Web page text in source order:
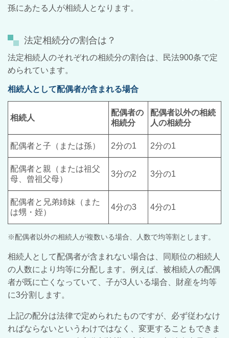
孫にあたる人が相続人となります。
法定相続分の割合は？
法定相続人のそれぞれの相続分の割合は、民法900条で定
められています。
相続人として配偶者が含まれる場合
相続人
配偶者の
相続分
配偶者以外の相続
人の相続分
配偶者と子（または孫） 2分の1 2分の1
配偶者と親（または祖父
母、曾祖父母）
3分の2 3分の1
配偶者と兄弟姉妹（また
は甥・姪）
4分の3 4分の1
※配偶者以外の相続人が複数いる場合、人数で均等割とします。
相続人として配偶者が含まれない場合は、同順位の相続人
の人数により均等に分配します。例えば、被相続人の配偶
者が既に亡くなっていて、子が3 人いる場合、財産を均等
に3分割します。
上記の配分は法律で定められたものですが、必ず従わなけ
ればならないというわけではなく、変更することもできま